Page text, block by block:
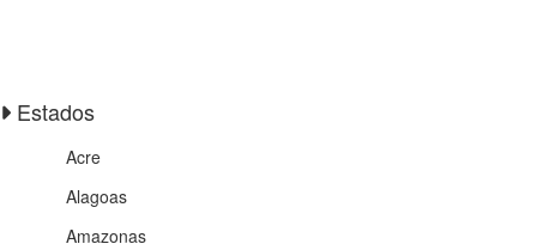
Estados
Acre
Alagoas
Amazonas